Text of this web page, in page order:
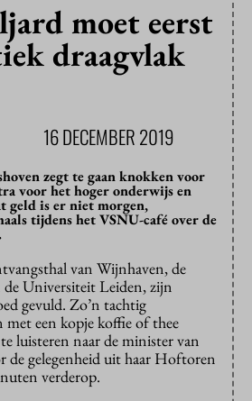
moet eerst
draagvlak
16 DECEMBER 2019
zegt te gaan knokken voor
voor het hoger onderwijs en
geld is er niet morgen,
tijdens het VSNU-café over de
van Wijnhaven, de
de Universiteit Leiden, zijn
gevuld. Zo’n tachtig
met een kopje koffie of thee
luisteren naar de minister van
de gelegenheid uit haar Hoftoren
verderop.